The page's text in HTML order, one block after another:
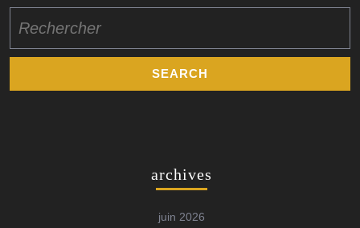
for:
archives
juin 2026